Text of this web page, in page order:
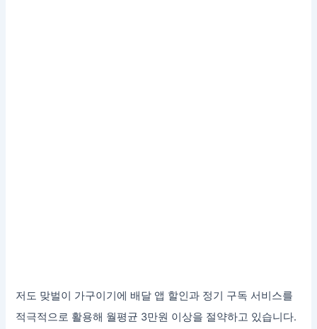
저도 맞벌이 가구이기에 배달 앱 할인과 정기 구독 서비스를
적극적으로 활용해 월평균 3만원 이상을 절약하고 있습니다.